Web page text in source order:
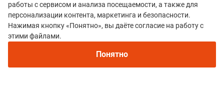
Рекомендуем
Непромокаемые кроссовки для бега зимой и
трейлраннинга 2026. Для города и
работы с сервисом и анализа посещаемости, а также для
персонализации контента, маркетинга и безопасности.
Нажимая кнопку «Понятно», вы даёте согласие на работу с
этими файлами.
Понятно